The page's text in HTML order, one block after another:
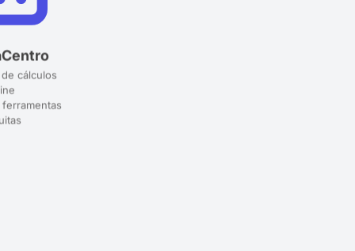
cálculos